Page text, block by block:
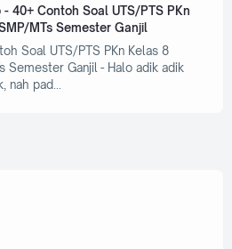
- 40+ Contoh Soal UTS/PTS PKn
MTs Semester Ganjil
Soal UTS/PTS PKn Kelas 8
Semester Ganjil - Halo adik adik
nah pad